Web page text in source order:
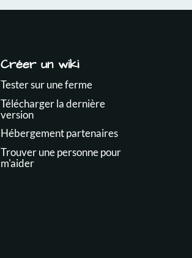
Créer un wiki
Tester sur une ferme
Télécharger la dernière
version
Hébergement partenaires
Trouver une personne pour
m'aider